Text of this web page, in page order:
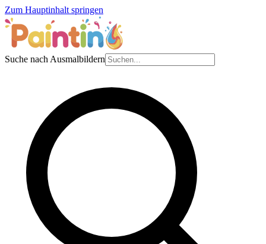
Zum Hauptinhalt springen
Suche nach Ausmalbildern